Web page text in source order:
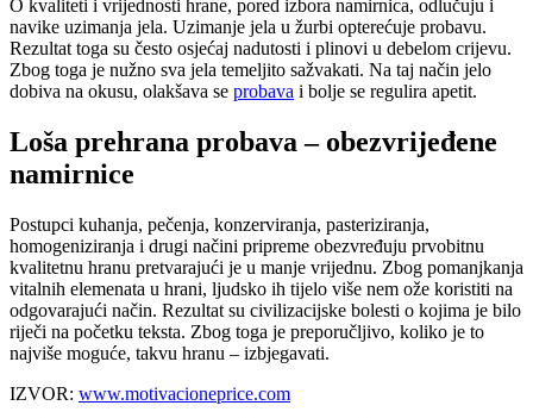
O kvaliteti i vrijednosti hrane, pored izbora namirnica, odlučuju i
navike uzimanja jela. Uzimanje jela u žurbi opterećuje probavu.
Rezultat toga su često osjećaj nadutosti i plinovi u debelom crijevu.
Zbog toga je nužno sva jela temeljito sažvakati. Na taj način jelo
dobiva na okusu, olakšava se probava i bolje se regulira apetit.
Loša prehrana probava – obezvrijeđene
namirnice
Postupci kuhanja, pečenja, konzerviranja, pasteriziranja,
homogeniziranja i drugi načini pripreme obezvređuju prvobitnu
kvalitetnu hranu pretvarajući je u manje vrijednu. Zbog pomanjkanja
vitalnih elemenata u hrani, ljudsko ih tijelo više nem ože koristiti na
odgovarajući način. Rezultat su civilizacijske bolesti o kojima je bilo
riječi na početku teksta. Zbog toga je preporučljivo, koliko je to
najviše moguće, takvu hranu – izbjegavati.
IZVOR: www.motivacioneprice.com